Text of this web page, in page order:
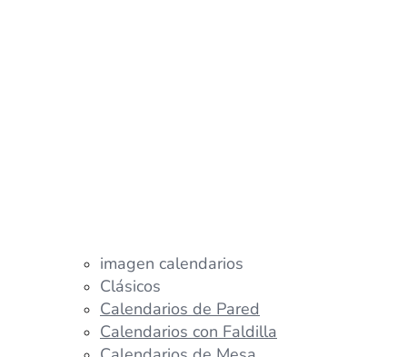
imagen calendarios
Clásicos
Calendarios de Pared
Calendarios con Faldilla